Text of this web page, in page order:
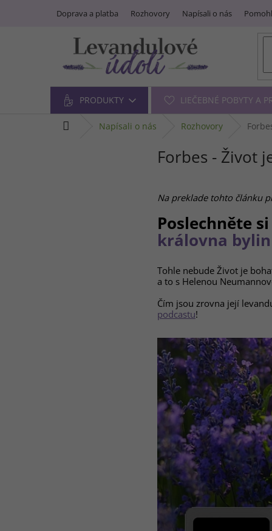
Doprava a platba Rozhovory Napísali o nás
PRODUKTY LIEČEBNÉ POBYTY A
domov napísali o nás rozhovory
Forbes - Život
Na preklade tohto článku
Poslechněte
královna
Tohle nebude Život je
a to s Helenou
Čím jsou zrovna její
podcastu!